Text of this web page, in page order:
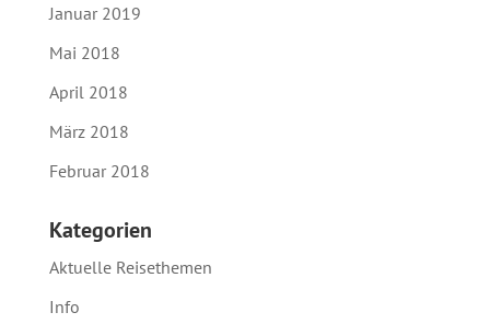
Januar 2019
Mai 2018
April 2018
März 2018
Februar 2018
Kategorien
Aktuelle Reisethemen
Info